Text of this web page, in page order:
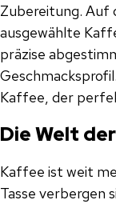
Zubereitung. Auf
ausgewählte
präzise
Kaffee, der
Die Welt
Kaffee ist weit
Tasse verbergen